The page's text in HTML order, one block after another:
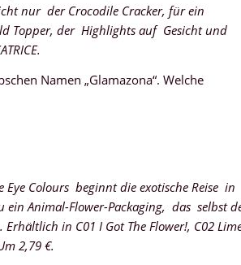
nur der Crocodile Cracker, für ein
Topper, der Highlights auf Gesicht und
Namen „Glamazona“. Welche
Colours beginnt die exotische Reise in
Animal-Flower-Packaging, das selbst
in C01 I Got The Flower!, C02
2,79 €.